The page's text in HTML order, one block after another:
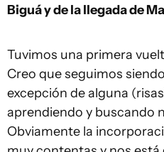
Biguá y de la llegada de
Tuvimos una primera
Creo que seguimos
excepción de alguna
aprendiendo y buscando
Obviamente la